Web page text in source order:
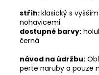
stříh:klasický s
nohavicemi
dostupné barvy:
černá
návod na údržbu:
perte naruby a pouze